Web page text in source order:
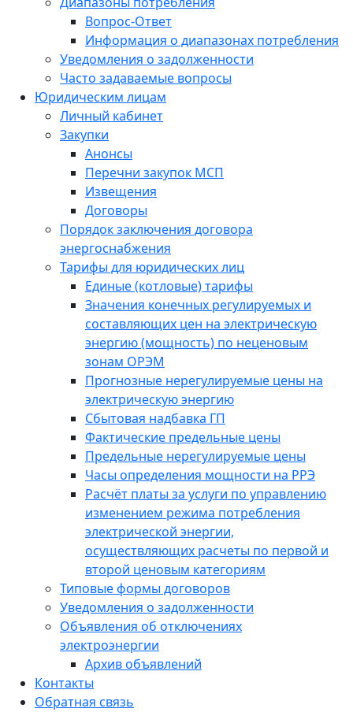
Вопрос-Ответ
Информация о диапазонах потребления
Уведомления о задолженности
Часто задаваемые вопросы
Юридическим лицам
Личный кабинет
Закупки
Анонсы
Перечни закупок МСП
Извещения
Договоры
Порядок заключения договора
энергоснабжения
Тарифы для юридических лиц
Единые (котловые) тарифы
Значения конечных регулируемых и
составляющих цен на электрическую
энергию (мощность) по неценовым
зонам ОРЭМ
Прогнозные нерегулируемые цены на
электрическую энергию
Сбытовая надбавка ГП
Фактические предельные цены
Предельные нерегулируемые цены
Часы определения мощности на РРЭ
Расчёт платы за услуги по управлению
изменением режима потребления
электрической энергии,
осуществляющих расчеты по первой и
второй ценовым категориям
Типовые формы договоров
Уведомления о задолженности
Объявления об отключениях
электроэнергии
Архив объявлений
Контакты
Обратная связь